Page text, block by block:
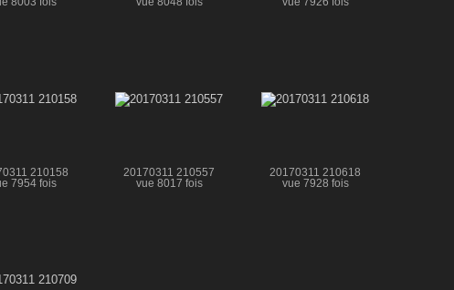
8003 fois
vue 8048 fois
vue 7926 fois
210158
7954 fois
20170311 210557
vue 8017 fois
20170311 210618
vue 7928 fois